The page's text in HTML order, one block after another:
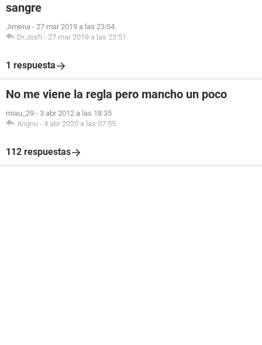
sangre
Jimena - 27 mar 2019 a las 23:04
Dr.Josh - 27 mar 2019 a las 23:51
1 respuesta
No me viene la regla pero mancho un poco
miau_29 - 3 abr 2012 a las 18:35
Angnu - 4 abr 2020 a las 07:55
112 respuestas